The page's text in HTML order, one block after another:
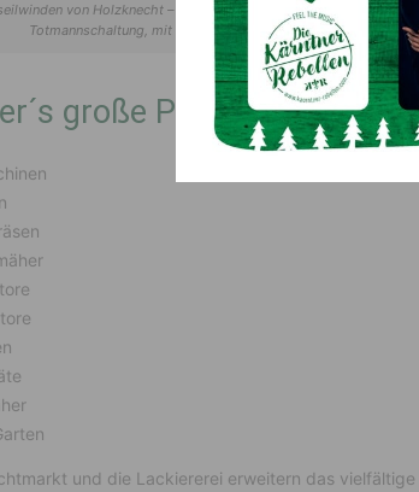
von Holzknecht – für höchste Ansprüche: Extrem
Totmannschaltung, mit verschiedenem Zubehör und Kipp
große Produktpalette
und die Lackiererei erweitern das